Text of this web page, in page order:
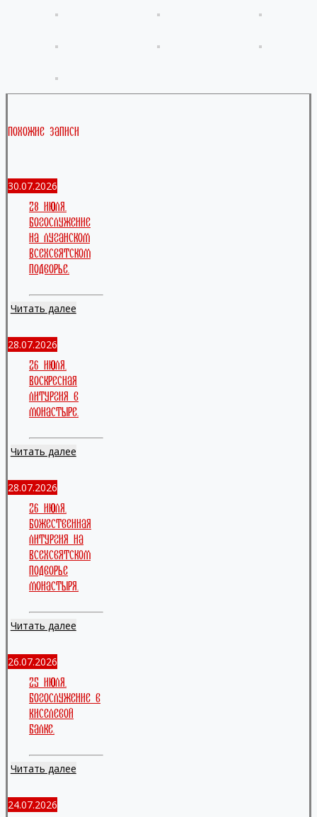
Похожие записи
30.07.2026
28 июля.
Богослужение
на луганском
Всехсвятском
подворье.
Читать далее
28.07.2026
26 июля.
Воскресная
литургия в
монастыре.
Читать далее
28.07.2026
26 июля.
Божественная
литургия на
Всехсвятском
подворье
монастыря.
Читать далее
26.07.2026
25 июля.
Богослужение в
Киселевой
балке.
Читать далее
24.07.2026